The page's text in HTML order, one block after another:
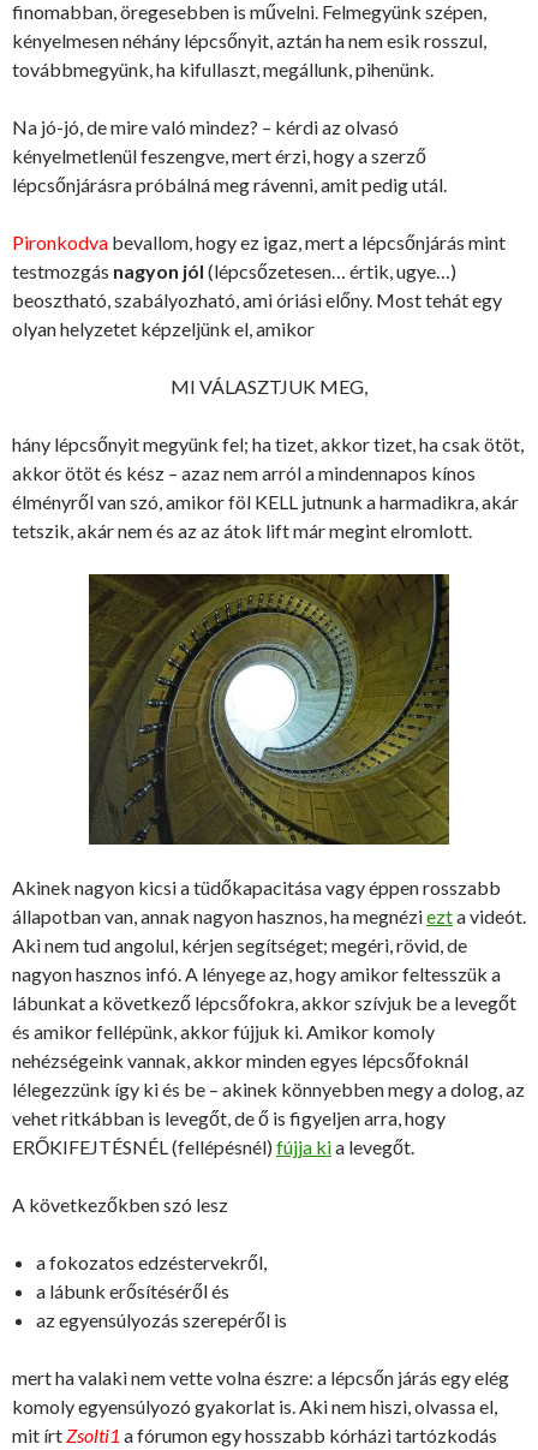
finomabban, öregesebben is művelni. Felmegyünk szépen,
kényelmesen néhány lépcsőnyit, aztán ha nem esik rosszul,
továbbmegyünk, ha kifullaszt, megállunk, pihenünk.
Na jó-jó, de mire való mindez? – kérdi az olvasó
kényelmetlenül feszengve, mert érzi, hogy a szerző
lépcsőnjárásra próbálná meg rávenni, amit pedig utál.
Pironkodva bevallom, hogy ez igaz, mert a lépcsőnjárás mint
testmozgás nagyon jól (lépcsőzetesen… értik, ugye…)
beosztható, szabályozható, ami óriási előny. Most tehát egy
olyan helyzetet képzeljünk el, amikor
MI VÁLASZTJUK MEG,
hány lépcsőnyit megyünk fel; ha tizet, akkor tizet, ha csak ötöt,
akkor ötöt és kész – azaz nem arról a mindennapos kínos
élményről van szó, amikor föl KELL jutnunk a harmadikra, akár
tetszik, akár nem és az az átok lift már megint elromlott.
Akinek nagyon kicsi a tüdőkapacitása vagy éppen rosszabb
állapotban van, annak nagyon hasznos, ha megnéziezta videót.
Aki nem tud angolul, kérjen segítséget; megéri, rövid, de
nagyon hasznos infó. A lényege az, hogy amikor feltesszük a
lábunkat a következő lépcsőfokra, akkor szívjuk be a levegőt
és amikor fellépünk, akkor fújjuk ki. Amikor komoly
nehézségeink vannak, akkor minden egyes lépcsőfoknál
lélegezzünk így ki és be – akinek könnyebben megy a dolog, az
vehet ritkábban is levegőt, de ő is figyeljen arra, hogy
ERŐKIFEJTÉSNÉL (fellépésnél) fújja kia levegőt.
A következőkben szó lesz
a fokozatos edzéstervekről,
a lábunk erősítéséről és
az egyensúlyozás szerepéről is
mert ha valaki nem vette volna észre: a lépcsőn járás egy elég
komoly egyensúlyozó gyakorlat is. Aki nem hiszi, olvassa el,
mit írt Zsolti1 a fórumon egy hosszabb kórházi tartózkodás